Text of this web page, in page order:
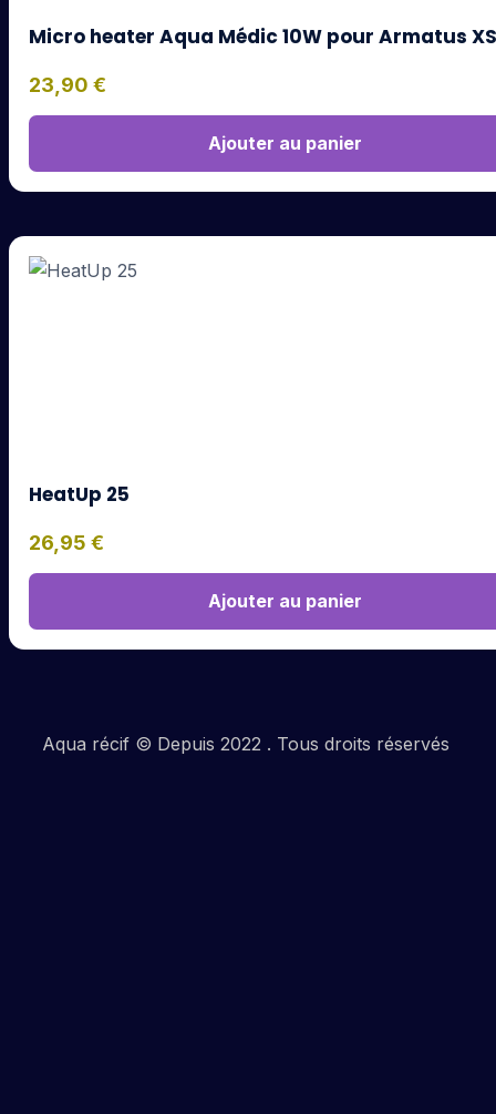
Micro heater Aqua Médic 10W pour Armatus XS
23,90 €
Ajouter au panier
HeatUp 25
26,95 €
Ajouter au panier
Aqua récif © Depuis 2022 . Tous droits réservés